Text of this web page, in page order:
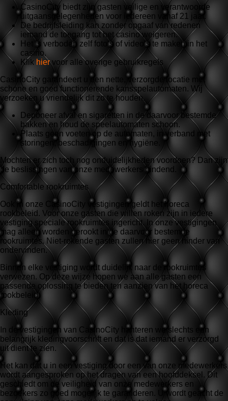
CasinoCity biedt zijn gasten veilige en verantwoorde
uitgaansgelegenheden voor iedereen vanaf 21 jaar.
De bedrijfsleiding kan zonder opgaaf van redenen
iemand de toegang tot het casino weigeren.
Het is verboden zelf foto’s of video’s te maken in het
casino.
Klik hiervoor alle overige gebruikregels
CasinoCity garandeert u een nette, verzorgde locatie met
schone en goed functionerende kansspelautomaten. Wij
verzoeken u vriendelijk dit zo te houden.
Deponeer afval en sigaretten in de daarvoor bestemde
bakken en houd de speelautomaten schoon.
Plaats geen voeten op de automaten, in verband met
storingen, beschadigingen en hygiëne.
Mochten er zich toch nog onduidelijkheden voordoen? Dan zijn
de beslissingen van onze medewerkers bindend.
Comfortable rookruimtes
Ook in onze CasinoCity vestigingen geldt het horeca
rookbeleid. Voor onze gasten die willen roken zijn in iedere
vestiging speciale rookruimtes ingericht. In onze vestigingen
mag alleen worden gerookt in de daarvoor bestemde
rookruimtes. Niet-rokende gasten zullen hier geen hinder van
ondervinden.
Binnen elke vestiging wordt duidelijk naar de rookruimtes
verwezen. Op deze wijze hopen we aan alle gasten een
passende oplossing te bieden ten aanzien van het horeca
rookbeleid.
Kleding
In de vestigingen van CasinoCity hanteren we slechts een
belangrijk kledingvoorschrift en dat is dat iemand er verzorgd
uit dient te zien.
Het kan dat u in een vestiging door een van onze medewerkers
wordt aangesproken op het dragen van een hoofddeksel. Dit
geschiedt om de veiligheid van onze medewerkers en
bezoekers zo goed mogelijk te garanderen. U wordt geacht de